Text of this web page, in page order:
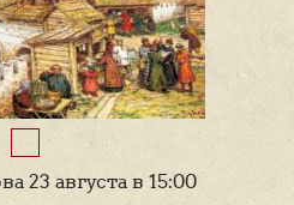
23 августа в 15:00